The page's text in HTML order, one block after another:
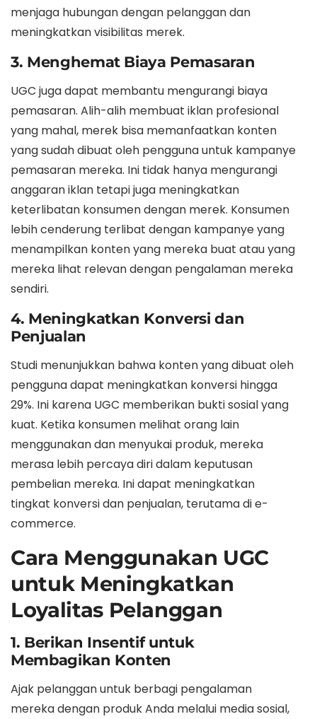
menjaga hubungan dengan pelanggan dan
meningkatkan visibilitas merek.
3. Menghemat Biaya Pemasaran
UGC juga dapat membantu mengurangi biaya
pemasaran. Alih-alih membuat iklan profesional
yang mahal, merek bisa memanfaatkan konten
yang sudah dibuat oleh pengguna untuk kampanye
pemasaran mereka. Ini tidak hanya mengurangi
anggaran iklan tetapi juga meningkatkan
keterlibatan konsumen dengan merek. Konsumen
lebih cenderung terlibat dengan kampanye yang
menampilkan konten yang mereka buat atau yang
mereka lihat relevan dengan pengalaman mereka
sendiri.
4. Meningkatkan Konversi dan
Penjualan
Studi menunjukkan bahwa konten yang dibuat oleh
pengguna dapat meningkatkan konversi hingga
29%. Ini karena UGC memberikan bukti sosial yang
kuat. Ketika konsumen melihat orang lain
menggunakan dan menyukai produk, mereka
merasa lebih percaya diri dalam keputusan
pembelian mereka. Ini dapat meningkatkan
tingkat konversi dan penjualan, terutama di e-
commerce.
Cara Menggunakan UGC
untuk Meningkatkan
Loyalitas Pelanggan
1. Berikan Insentif untuk
Membagikan Konten
Ajak pelanggan untuk berbagi pengalaman
mereka dengan produk Anda melalui media sosial,